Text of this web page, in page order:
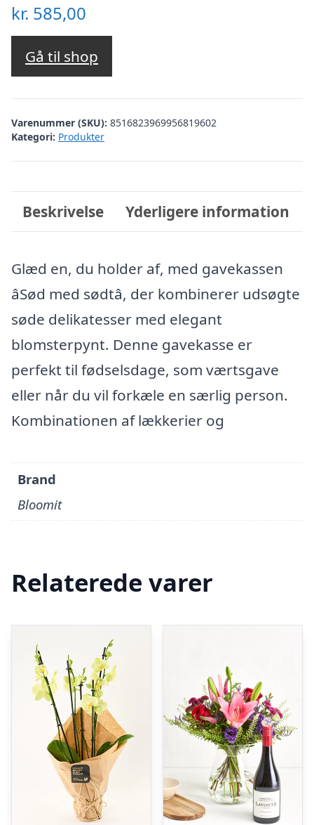
kr. 585,00
Gå til shop
Varenummer (SKU): 8516823969956819602
Kategori: Produkter
Beskrivelse Yderligere information
Glæd en, du holder af, med gavekassen
âSød med sødtâ, der kombinerer udsøgte
søde delikatesser med elegant
blomsterpynt. Denne gavekasse er
perfekt til fødselsdage, som værtsgave
eller når du vil forkæle en særlig person.
Kombinationen af lækkerier og
Brand
Bloomit
Relaterede varer